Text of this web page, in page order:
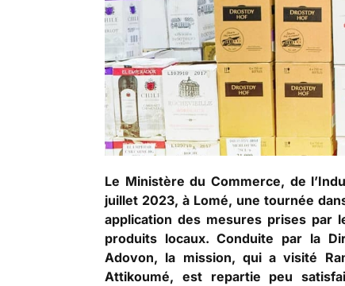
Le Ministère du Commerce, de
juillet 2023, à Lomé, une tournée
application des mesures prises par
produits locaux. Conduite par la
Adovon, la mission, qui a visité
Attikoumé, est repartie peu